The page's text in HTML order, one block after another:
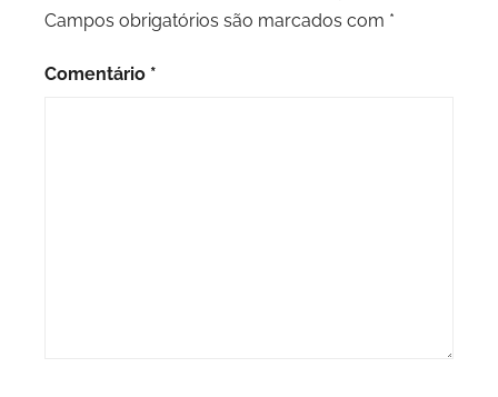
Campos obrigatórios são marcados com *
Comentário *